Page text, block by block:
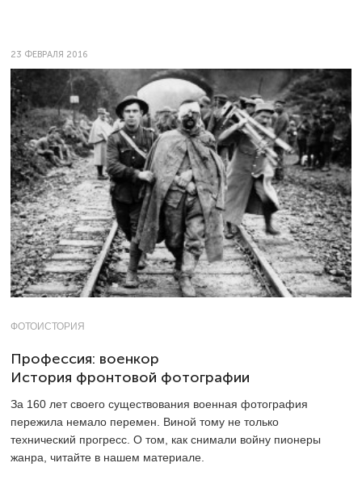
23 ФЕВРАЛЯ 2016
ФОТОИСТОРИЯ
Профессия: военкор
История фронтовой фотографии
За 160 лет своего существования военная фотография
пережила немало перемен. Виной тому не только
технический прогресс. О том, как снимали войну пионеры
жанра, читайте в нашем материале.